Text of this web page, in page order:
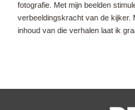
fotografie. Met mijn beelden
verbeeldingskracht van de kijker.
inhoud van die verhalen laat ik